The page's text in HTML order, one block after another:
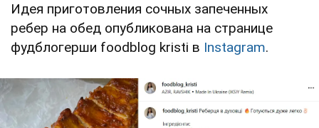
Идея приготовления сочных запеченных
ребер на обед опубликована на странице
фудблогерши foodblog kristi в Instagram.